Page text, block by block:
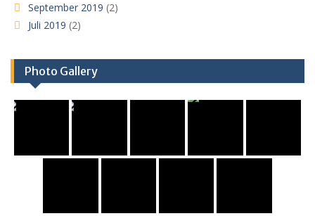
September 2019 (2)
Juli 2019 (2)
Photo Gallery